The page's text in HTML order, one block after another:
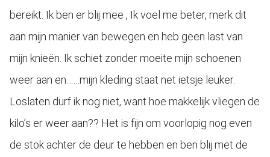
bereikt. Ik ben er blij mee , Ik voel me beter, merk dit
aan mijn manier van bewegen en heb geen last van
mijn knieën. Ik schiet zonder moeite mijn schoenen
weer aan en……mijn kleding staat net ietsje leuker.
Loslaten durf ik nog niet, want hoe makkelijk vliegen de
kilo’s er weer aan?? Het is fijn om voorlopig nog even
de stok achter de deur te hebben en ben blij met de